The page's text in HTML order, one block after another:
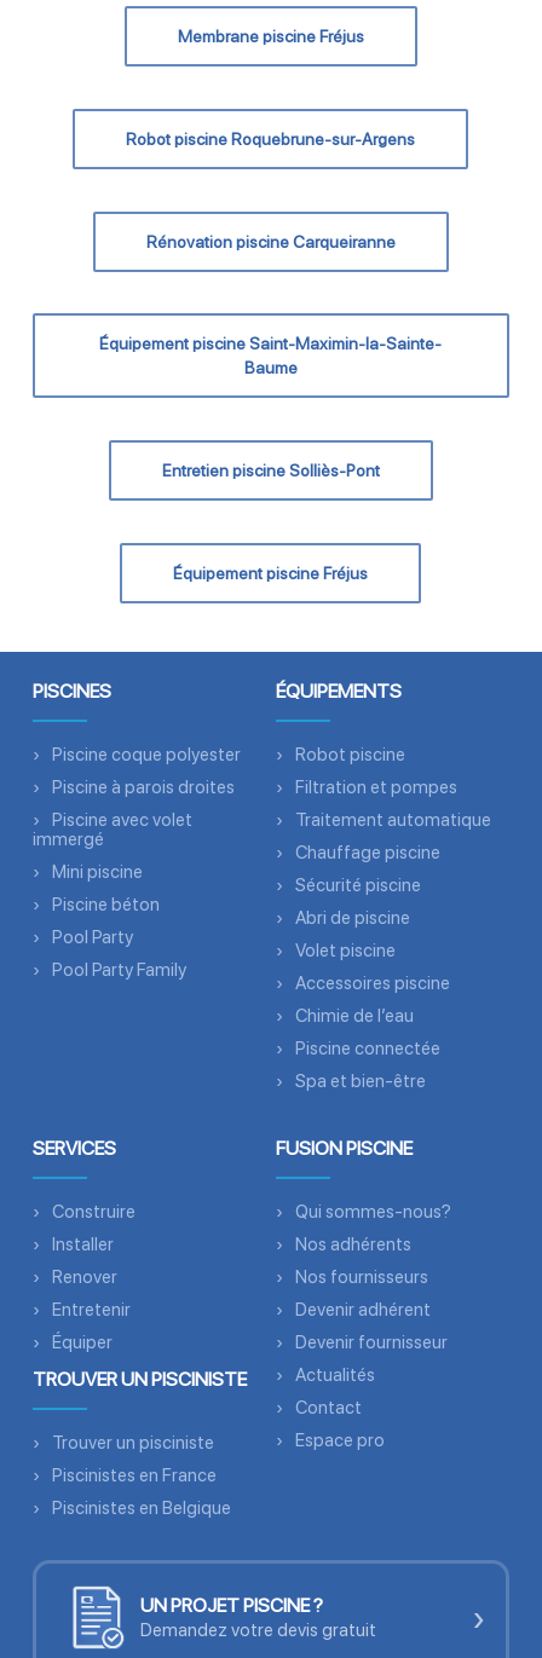
Membrane piscine Fréjus
Robot piscine Roquebrune-sur-Argens
Rénovation piscine Carqueiranne
Équipement piscine Saint-Maximin-la-Sainte-
Baume
Entretien piscine Solliès-Pont
Équipement piscine Fréjus
PISCINES
Piscine coque polyester
Piscine à parois droites
Piscine avec volet
immergé
Mini piscine
Piscine béton
Pool Party
Pool Party Family
ÉQUIPEMENTS
Robot piscine
Filtration et pompes
Traitement automatique
Chauffage piscine
Sécurité piscine
Abri de piscine
Volet piscine
Accessoires piscine
Chimie de l’eau
Piscine connectée
Spa et bien-être
SERVICES
Construire
Installer
Renover
Entretenir
Équiper
TROUVER UN PISCINISTE
Trouver un pisciniste
Piscinistes en France
Piscinistes en Belgique
FUSION PISCINE
Qui sommes-nous?
Nos adhérents
Nos fournisseurs
Devenir adhérent
Devenir fournisseur
Actualités
Contact
Espace pro
UN PROJET PISCINE ?
Demandez votre devis gratuit ›